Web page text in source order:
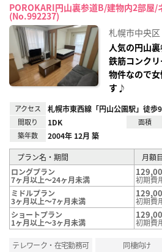
POROKARI円山裏参道B/建物内2部屋/
(No.992237)
札幌市中央区
人気の円山
鉄筋コンク
物件なので
す♪
アクセス 札幌市東西線「円山公園駅」徒歩
間取り 1DK 面積
築年数 2004年 12月 築
プラン名・期間
月額
ロングプラン
7ヶ月以上～24ヶ月未満
初期費
ミドルプラン
3ヶ月以上～7ヶ月未満
初期費
ショートプラン
1ヶ月以上～3ヶ月未満 初期費
テレワーク・在宅勤務可 同棲向け